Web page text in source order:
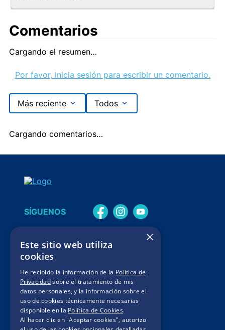
Comentarios
Cargando el resumen…
Por favor, inicia sesión para escribir un comentario.
Más reciente Todos
Cargando comentarios…
SÍGUENOS
Legales de Campaña
Términos y condiciones
Política de privacidad
Políticas de cookies
×
Este sitio web utiliza
cookies
He recibido la información de la Política de
Privacidadsobre el tratamiento de mis
datos personales, y la información sobre el
uso de cookies técnicamente necesarias
disponible en la Política de Cookies.
Al hacer clic en "Aceptar cookies", autorizo